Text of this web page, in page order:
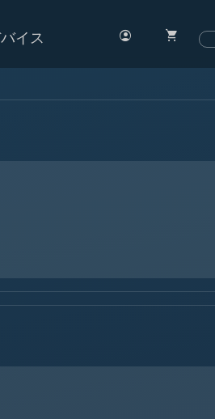
イス account_circle shopping_cart